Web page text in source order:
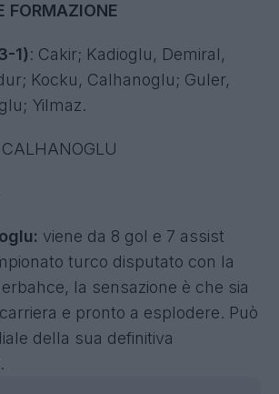
FORMAZIONE
1): Cakir; Kadioglu, Demiral,
Kocku, Calhanoglu; Guler,
Yilmaz.
CALHANOGLU
viene da 8 gol e 7 assist
turco disputato con la
la sensazione è che sia
e pronto a esplodere. Può
della sua definitiva